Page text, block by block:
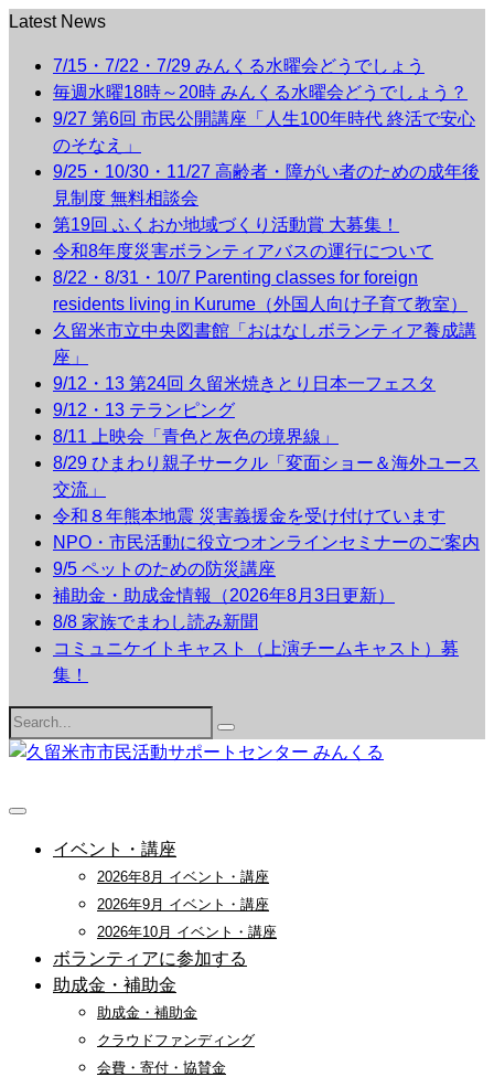
Latest News
7/15・7/22・7/29 みんくる水曜会どうでしょう
毎週水曜18時～20時 みんくる水曜会どうでしょう？
9/27 第6回 市民公開講座「人生100年時代 終活で安心
のそなえ」
9/25・10/30・11/27 高齢者・障がい者のための成年後
見制度 無料相談会
第19回 ふくおか地域づくり活動賞 大募集！
令和8年度災害ボランティアバスの運行について
8/22・8/31・10/7 Parenting classes for foreign
residents living in Kurume（外国人向け子育て教室）
久留米市立中央図書館「おはなしボランティア養成講
座」
9/12・13 第24回 久留米焼きとり日本一フェスタ
9/12・13 テランピング
8/11 上映会「青色と灰色の境界線」
8/29 ひまわり親子サークル「変面ショー＆海外ユース
交流」
令和８年熊本地震 災害義援金を受け付けています
NPO・市民活動に役立つオンラインセミナーのご案内
9/5 ペットのための防災講座
補助金・助成金情報（2026年8月3日更新）
8/8 家族でまわし読み新聞
コミュニケイトキャスト（上演チームキャスト）募
集！
Search
for:
イベント・講座
2026年8月 イベント・講座
2026年9月 イベント・講座
2026年10月 イベント・講座
ボランティアに参加する
助成金・補助金
助成金・補助金
クラウドファンディング
会費・寄付・協賛金